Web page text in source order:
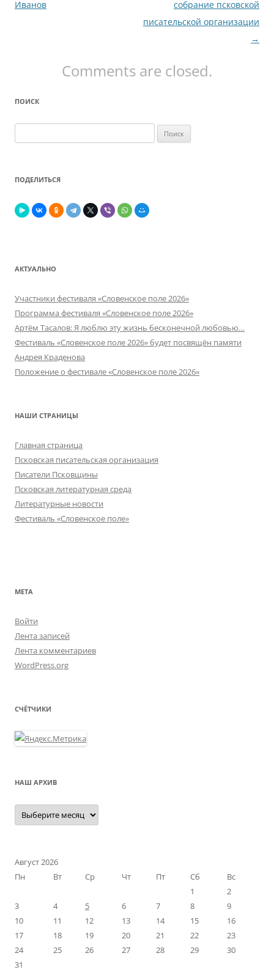
по
Иванов
собрание псковской
писательской организации
→
Comments are closed.
ПОИСК
ПОДЕЛИТЬСЯ
АКТУАЛЬНО
Участники фестиваля «Словенское поле 2026»
Программа фестиваля «Словенское поле 2026»
Артём Тасалов: Я люблю эту жизнь бесконечной любовью…
Фестиваль «Словенское поле 2026» будет посвящён памяти
Андрея Краденова
Положение о фестивале «Словенское поле 2026»
НАШИ СТРАНИЦЫ
Главная страница
Псковская писательская организация
Писатели Псковщины
Псковская литературная среда
Литературные новости
Фестиваль «Словенское поле»
МЕТА
Войти
Лента записей
Лента комментариев
WordPress.org
СЧЁТЧИКИ
НАШ АРХИВ
Наш
архив
Август 2026
Пн
Вт Ср Чт Пт Сб
Вс
1
2
3
4 5 6 7 8
9
10
11 12 13 14 15
16
17
18 19 20 21 22
23
24
25 26 27 28 29
30
31